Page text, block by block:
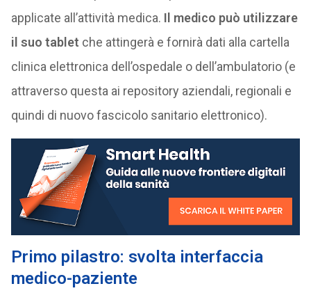
applicate all’attività medica. Il medico può utilizzare
il suo tablet che attingerà e fornirà dati alla cartella
clinica elettronica dell’ospedale o dell’ambulatorio (e
attraverso questa ai repository aziendali, regionali e
quindi di nuovo fascicolo sanitario elettronico).
Primo pilastro: svolta interfaccia
medico-paziente